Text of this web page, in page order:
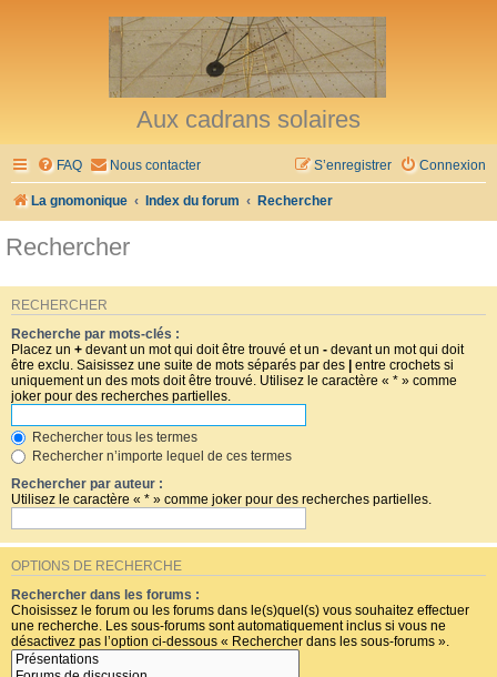
Aux cadrans solaires
FAQ Nous contacter Connexion
S’enregistrer
La gnomonique Index du forum Rechercher
Rechercher
RECHERCHER
Recherche par mots-clés :
Placez un + devant un mot qui doit être trouvé et un - devant un mot qui doit
être exclu. Saisissez une suite de mots séparés par des | entre crochets si
uniquement un des mots doit être trouvé. Utilisez le caractère « * » comme
joker pour des recherches partielles.
Rechercher tous les termes
Rechercher n’importe lequel de ces termes
Rechercher par auteur :
Utilisez le caractère « * » comme joker pour des recherches partielles.
OPTIONS DE RECHERCHE
Rechercher dans les forums :
Choisissez le forum ou les forums dans le(s)quel(s) vous souhaitez effectuer
une recherche. Les sous-forums sont automatiquement inclus si vous ne
désactivez pas l’option ci-dessous « Rechercher dans les sous-forums ».